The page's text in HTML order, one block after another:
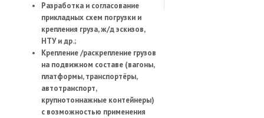
Разработка и согласование
прикладных схем погрузки и
крепления груза, ж/д эскизов,
НТУ и др.;
Крепление /раскрепление грузов
на подвижном составе (вагоны,
платформы, транспортёры,
автотранспорт,
крупнотоннажные контейнеры)
с возможностью применения